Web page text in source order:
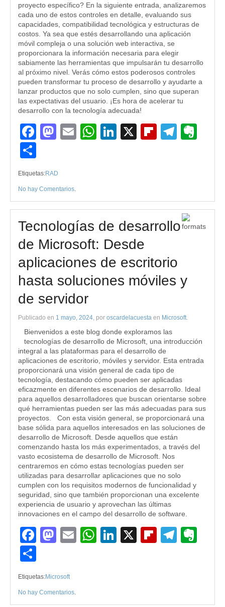
proyecto específico? En la siguiente entrada, analizaremos
cada uno de estos controles en detalle, evaluando sus
capacidades, compatibilidad tecnológica y estructuras de
costos. Ya sea que estés desarrollando una aplicación
móvil compleja o una solución web interactiva, se
proporcionara la información necesaria para elegir
sabiamente las herramientas que impulsarán tu desarrollo
al próximo nivel. Verás cómo estos poderosos controles
pueden transformar tu proceso de desarrollo y ayudarte a
lanzar productos que no solo cumplen, sino que superan
las expectativas del usuario. ¡Es hora de acelerar tu
desarrollo con la tecnología adecuada!
Facebook
Mastodon
EmailWhatsApp
LinkedIn
X Flipboard
Etiquetas:RAD
No hay Comentarios.
Tecnologías de desarrollo
de Microsoft: Desde
aplicaciones de escritorio
hasta soluciones móviles y
de servidor
Publicado en 1 mayo, 2024, por oscardelacuesta en Microsoft.
Bienvenidos a este blog donde exploramos las
tecnologías de desarrollo de Microsoft, una introducción
integral a las plataformas para el desarrollo de
aplicaciones de escritorio, móviles y servidor. Esta entrada
proporcionará una visión general de cada tipo de
tecnología, destacando cómo pueden ser aplicadas
eficazmente en diferentes escenarios de desarrollo. Ideal
para aquellos desarrolladores que buscan orientarse sobre
qué herramientas pueden ser las más adecuadas para sus
proyectos. Con esta visión general, se proporcionará una
base sólida para aquellos interesados en las soluciones de
desarrollo de Microsoft. Desde aquellos que están
comenzando hasta los más experimentados, a través del
vasto ecosistema de desarrollo de Microsoft. Nos
centraremos en cómo estas tecnologías pueden ser
utilizadas para desarrollar aplicaciones que no solo
cumplen con los requisitos modernos de funcionalidad y
seguridad, sino que también proporcionan una excelente
experiencia de usuario y aprovechan las últimas
innovaciones en el campo del desarrollo de software.
Facebook
Mastodon
EmailWhatsApp
LinkedIn
X Flipboard
Etiquetas:Microsoft
No hay Comentarios.